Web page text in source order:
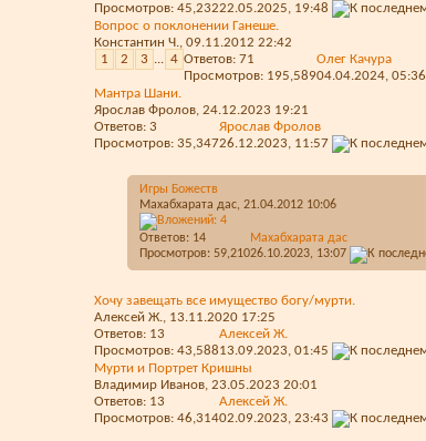
Просмотров: 45,23222.05.2025, 19:48
Вопрос о поклонении Ганеше.
Константин Ч., 09.11.2012 22:42
1
2 3 ... 4 Ответов: 71
Просмотров: 195,589
Олег Качура
04.04.2024, 05:36
Мантра Шани.
Ярослав Фролов, 24.12.2023 19:21
Ответов: 3
Просмотров: 35,347
Ярослав Фролов
26.12.2023, 11:57
Игры Божеств
Махабхарата дас, 21.04.2012 10:06
Ответов: 14
Просмотров: 59,210
Махабхарата дас
26.10.2023, 13:07
Хочу завещать все имущество богу/мурти.
Алексей Ж., 13.11.2020 17:25
Ответов: 13
Просмотров: 43,588
Алексей Ж.
13.09.2023, 01:45
Мурти и Портрет Кришны
Владимир Иванов, 23.05.2023 20:01
Ответов: 13
Просмотров: 46,314
Алексей Ж.
02.09.2023, 23:43